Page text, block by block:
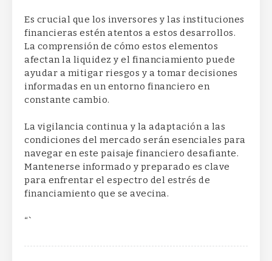
Es crucial que los inversores y las instituciones
financieras estén atentos a estos desarrollos.
La comprensión de cómo estos elementos
afectan la liquidez y el financiamiento puede
ayudar a mitigar riesgos y a tomar decisiones
informadas en un entorno financiero en
constante cambio.
La vigilancia continua y la adaptación a las
condiciones del mercado serán esenciales para
navegar en este paisaje financiero desafiante.
Mantenerse informado y preparado es clave
para enfrentar el espectro del estrés de
financiamiento que se avecina.
“`